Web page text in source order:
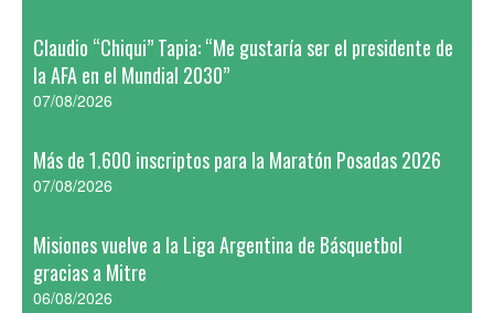
Claudio “Chiqui” Tapia: “Me gustaría ser el presidente de
la AFA en el Mundial 2030”
07/08/2026
Más de 1.600 inscriptos para la Maratón Posadas 2026
07/08/2026
Misiones vuelve a la Liga Argentina de Básquetbol
gracias a Mitre
06/08/2026